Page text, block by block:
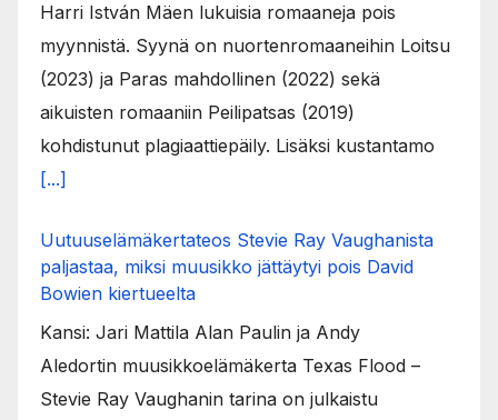
Harri István Mäen lukuisia romaaneja pois
myynnistä. Syynä on nuortenromaaneihin Loitsu
(2023) ja Paras mahdollinen (2022) sekä
aikuisten romaaniin Peilipatsas (2019)
kohdistunut plagiaattiepäily. Lisäksi kustantamo
[...]
Uutuuselämäkertateos Stevie Ray Vaughanista
paljastaa, miksi muusikko jättäytyi pois David
Bowien kiertueelta
Kansi: Jari Mattila Alan Paulin ja Andy
Aledortin muusikkoelämäkerta Texas Flood –
Stevie Ray Vaughanin tarina on julkaistu